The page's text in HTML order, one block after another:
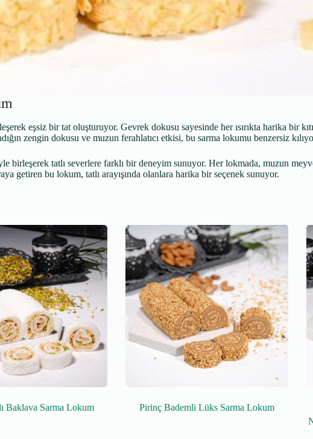
eşsiz bir tat oluşturuyor. Gevrek dokusu sayesinde her ısırıkta harika bir
zengin dokusu ve muzun ferahlatıcı etkisi, bu sarma lokumu benzersiz
birleşerek tatlı severlere farklı bir deneyim sunuyor. Her lokmada, muzun
getiren bu lokum, tatlı arayışında olanlara harika bir seçenek sunuyor.
Baklava Sarma Lokum Pirinç Bademli Lüks Sarma Lokum